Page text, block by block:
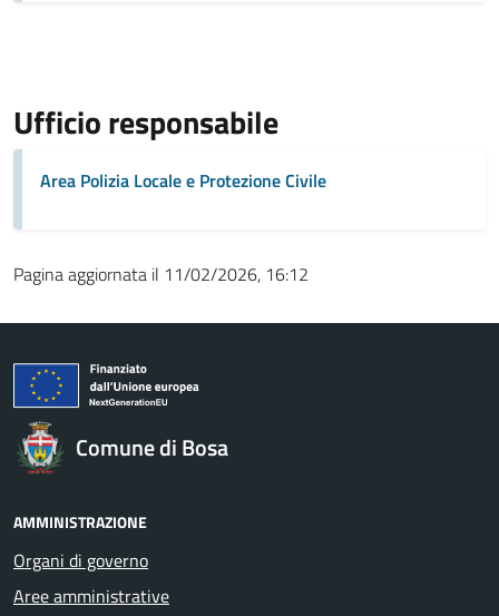
Ufficio responsabile
Area Polizia Locale e Protezione Civile
Pagina aggiornata il 11/02/2026, 16:12
Comune di Bosa
AMMINISTRAZIONE
Organi di governo
Aree amministrative